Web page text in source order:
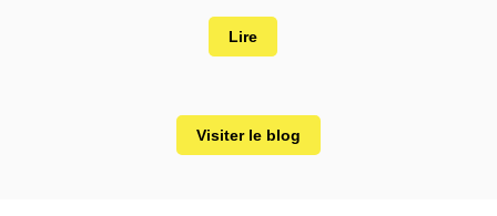
Lire
Visiter le blog